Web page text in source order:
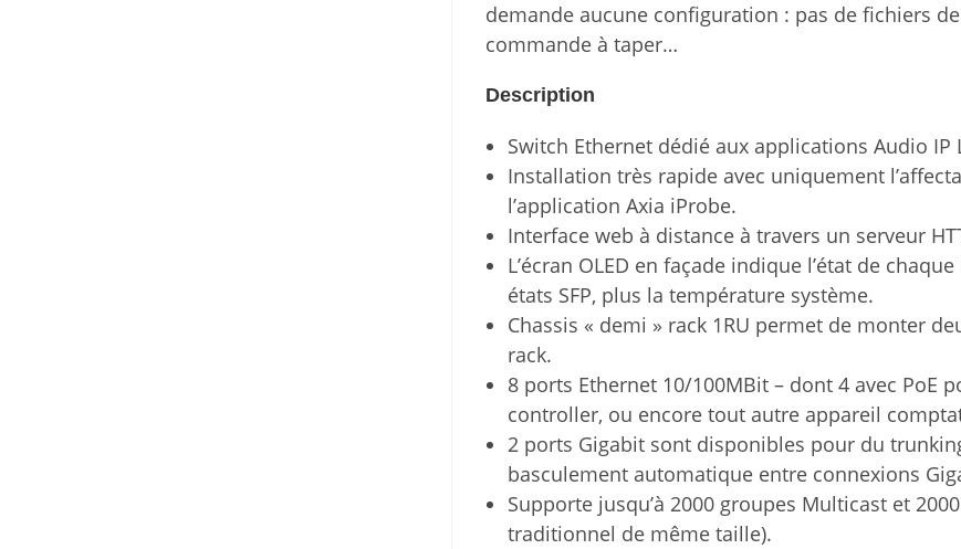
demande aucune configuration : pas de fichiers
commande à taper…
Description
Switch Ethernet dédié aux applications Audio IP
Installation très rapide avec uniquement
l’application Axia iProbe.
Interface web à distance à travers un serveur
L’écran OLED en façade indique l’état de
états SFP, plus la température système.
Chassis « demi » rack 1RU permet de monter
rack.
8 ports Ethernet 10/100MBit – dont 4 avec PoE
controller, ou encore tout autre appareil
2 ports Gigabit sont disponibles pour du
basculement automatique entre connexions
Supporte jusqu’à 2000 groupes Multicast et
traditionnel de même taille).